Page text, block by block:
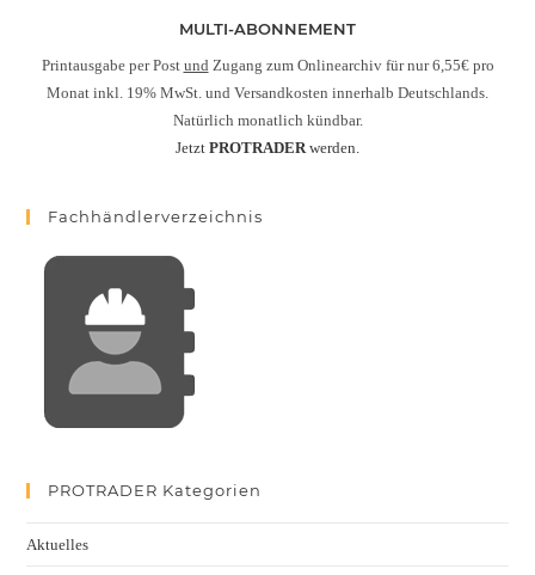
MULTI-ABONNEMENT
Printausgabe per Post und Zugang zum Onlinearchiv für nur 6,55€ pro
Monat inkl. 19% MwSt. und Versandkosten innerhalb Deutschlands.
Natürlich monatlich kündbar.
Jetzt PROTRADERwerden.
Fachhändlerverzeichnis
PROTRADER Kategorien
Aktuelles